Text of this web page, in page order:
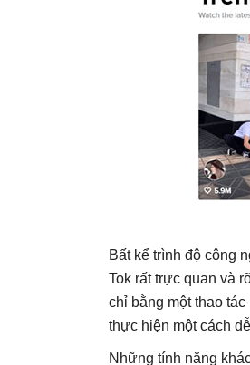
Bất kể trình độ công
Tok rất trực quan và
chỉ bằng một thao
thực hiện một cách
Những tính năng